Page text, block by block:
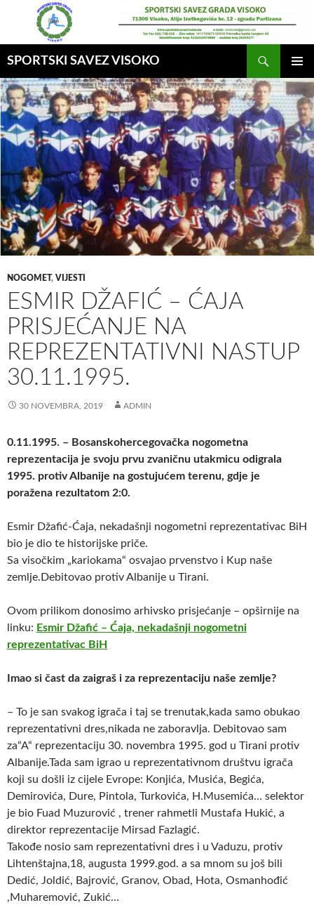
SPORTSKI SAVEZ VISOKO
GLAVNI
MENI
NOGOMET, VIJESTI
ESMIR DŽAFIĆ – ĆAJA
PRISJEĆANJE NA
REPREZENTATIVNI NASTUP
30.11.1995.
30 NOVEMBRA, 2019 ADMIN
0.11.1995. – Bosanskohercegovačka nogometna
reprezentacija je svoju prvu zvaničnu utakmicu odigrala
1995. protiv Albanije na gostujućem terenu, gdje je
poražena rezultatom 2:0.
Esmir Džafić-Ćaja, nekadašnji nogometni reprezentativac BiH
bio je dio te historijske priče.
Sa visočkim „kariokama“ osvajao prvenstvo i Kup naše
zemlje.Debitovao protiv Albanije u Tirani.
Ovom prilikom donosimo arhivsko prisjećanje – opširnije na
linku: Esmir Džafić – Ćaja, nekadašnji nogometni
reprezentativac BiH
Imao si čast da zaigraš i za reprezentaciju naše zemlje?
– To je san svakog igrača i taj se trenutak,kada samo obukao
reprezentativni dres,nikada ne zaboravlja. Debitovao sam
za“A“ reprezentaciju 30. novembra 1995. god u Tirani protiv
Albanije.Tada sam igrao u reprezentativnom društvu igrača
koji su došli iz cijele Evrope: Konjića, Musića, Begića,
Demirovića, Dure, Pintola, Turkovića, H.Musemića… selektor
je bio Fuad Muzurović , trener rahmetli Mustafa Hukić, a
direktor reprezentacije Mirsad Fazlagić.
Takođe nosio sam reprezentativni dres i u Vaduzu, protiv
Lihtenštajna,18, augusta 1999.god. a sa mnom su još bili
Dedić, Joldić, Bajrović, Granov, Obad, Hota, Osmanhođić
,Muharemović, Zukić…